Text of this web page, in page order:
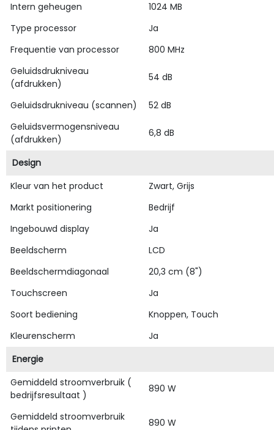
Intern geheugen
1024 MB
Type processor
Ja
Frequentie van processor
800 MHz
Geluidsdrukniveau
(afdrukken)
54 dB
Geluidsdrukniveau (scannen)
52 dB
Geluidsvermogensniveau
(afdrukken)
6,8 dB
Design
Kleur van het product
Zwart, Grijs
Markt positionering
Bedrijf
Ingebouwd display
Ja
Beeldscherm
LCD
Beeldschermdiagonaal
20,3 cm (8")
Touchscreen
Ja
Soort bediening
Knoppen, Touch
Kleurenscherm
Ja
Energie
Gemiddeld stroomverbruik (
bedrijfsresultaat )
890 W
Gemiddeld stroomverbruik
890 W